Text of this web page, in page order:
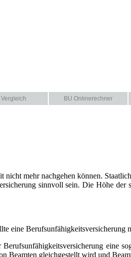
Vergleich BU Onlinerechner
mehr nachgehen können.
sinnvoll sein. Die Höhe
eine Berufsunfähigkeitsversicherung
eine
Beamten gleichgestellt wird und